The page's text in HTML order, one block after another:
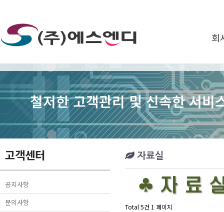
회
철저한 고객관리 및 신속한 서비
고객센터
공지사항
문의사항
자료실
Total 5건 1 페이지